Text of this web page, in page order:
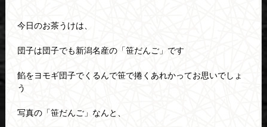
今日のお茶うけは、
団子は団子でも新潟名産の「笹だんご」です
餡をヨモギ団子でくるんで笹で捲くあれかってお思いでしょ
う
写真の「笹だんご」なんと、